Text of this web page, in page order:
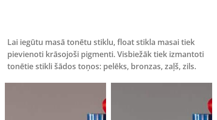
Lai iegūtu masā tonētu stiklu, float stikla masai tiek
pievienoti krāsojoši pigmenti. Visbiežāk tiek izmantoti
tonētie stikli šādos toņos: pelēks, bronzas, zaļš, zils.